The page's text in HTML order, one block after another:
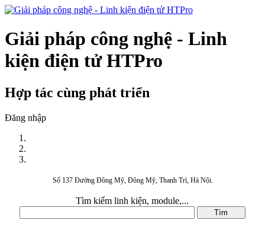
Giải pháp công nghệ - Linh
kiện điện tử HTPro
Hợp tác cùng phát triển
Đăng nhập
Số 137 Đường Đông Mỹ, Đông Mỹ, Thanh Trì, Hà Nội.
Tìm kiếm linh kiện, module,...